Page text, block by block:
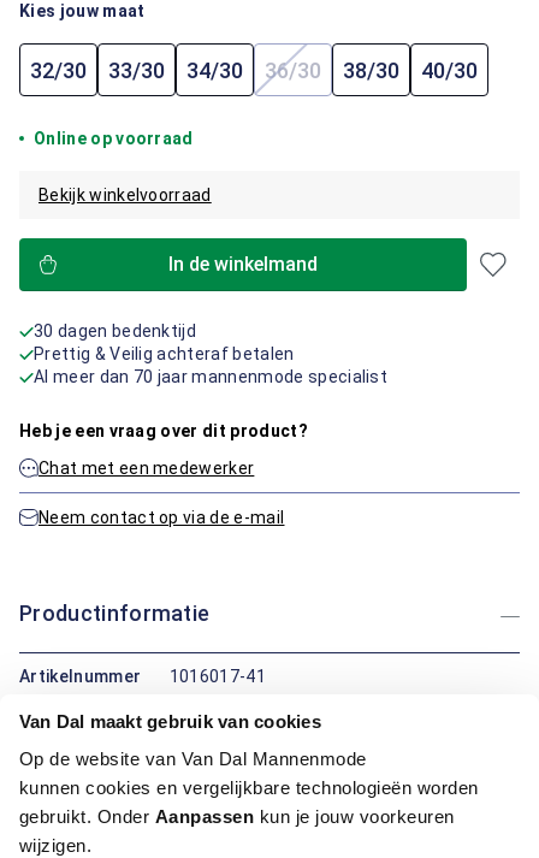
Van Dal maakt gebruik van cookies
Op de website van Van Dal Mannenmode
kunnen cookies en vergelijkbare technologieën worden
gebruikt. Onder Aanpassen kun je jouw voorkeuren
wijzigen.
Kies jouw maat
32/30 33/30 34/30 36/30(Deze optie is momenteel
38/30 40/30
Online op voorraad
Bekijk winkelvoorraad
In de winkelmand
30 dagen bedenktijd
Prettig & Veilig achteraf betalen
Al meer dan 70 jaar mannenmode specialist
Heb je een vraag over dit product?
Chat met een medewerker
Neem contact op via de e-mail
Productinformatie
Artikelnummer
1016017-41
Materiaal:
98% Katoen / 2% Elastaan
Pasvorm:
Regular Fit
Motief:
Uni motief
Deze korte broek van Bartlett biedt optimaal comfort dankzij